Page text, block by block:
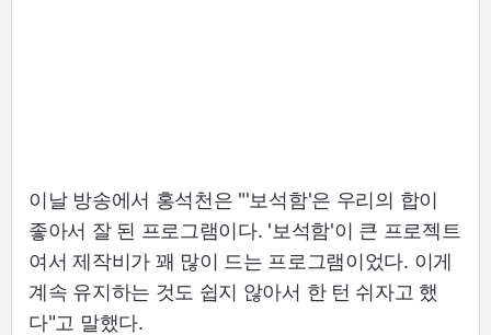
이날 방송에서 홍석천은 "'보석함'은 우리의 합이
좋아서 잘 된 프로그램이다. '보석함'이 큰 프로젝트
여서 제작비가 꽤 많이 드는 프로그램이었다. 이게
계속 유지하는 것도 쉽지 않아서 한 턴 쉬자고 했
다"고 말했다.